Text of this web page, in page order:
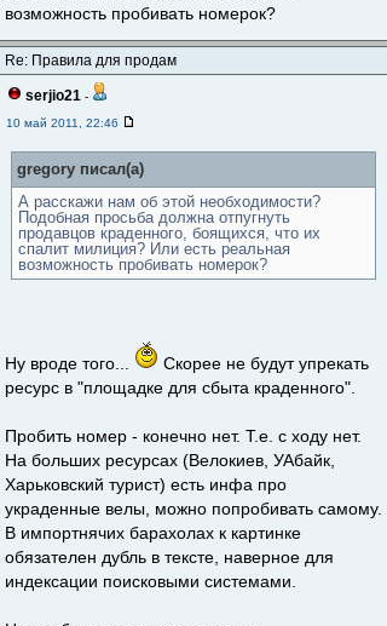
возможность пробивать номерок?
Re: Правила для продам
serjio21 -
10 май 2011, 22:46
gregory писал(а)
А расскажи нам об этой необходимости?
Подобная просьба должна отпугнуть
продавцов краденного, боящихся, что их
спалит милиция? Или есть реальная
возможность пробивать номерок?
Ну вроде того...
Скорее не будут упрекать
ресурс в "площадке для сбыта краденного".
Пробить номер - конечно нет. Т.е. с ходу нет.
На больших ресурсах (Велокиев, УАбайк,
Харьковский турист) есть инфа про
украденные велы, можно попробивать самому.
В импортнячих барахолах к картинке
обязателен дубль в тексте, наверное для
индексации поисковыми системами.